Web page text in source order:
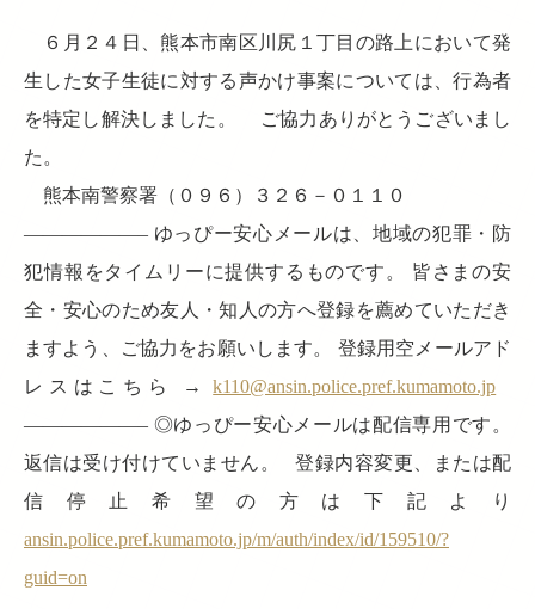
６月２４日、熊本市南区川尻１丁目の路上において発
生した女子生徒に対する声かけ事案については、行為者
を特定し解決しました。 ご協力ありがとうございまし
た。
熊本南警察署（０９６）３２６－０１１０
——————– ゆっぴー安心メールは、地域の犯罪・防
犯情報をタイムリーに提供するものです。 皆さまの安
全・安心のため友人・知人の方へ登録を薦めていただき
ますよう、ご協力をお願いします。 登録用空メールアド
レスはこちら →k110@ansin.police.pref.kumamoto.jp
——————– ◎ゆっぴー安心メールは配信専用です。
返信は受け付けていません。 登録内容変更、または配
信停止希望の方は下記より
ansin.police.pref.kumamoto.jp/m/auth/index/id/159510/?
guid=on